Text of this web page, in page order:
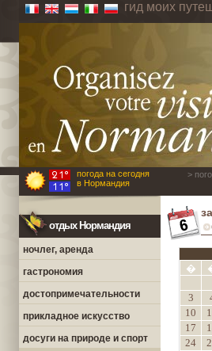
гид моих
погода на сегодня
в Нормандия
>
отдых Нормандия
ночлег, аренда
гастрономия
достопримечательности
прикладное искусство
досуги на природе и спорт
�
3
10
17
24